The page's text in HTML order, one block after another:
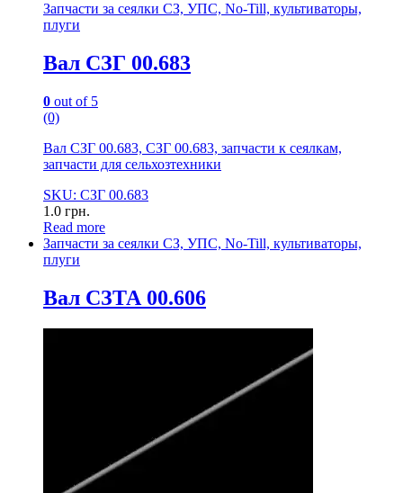
Запчасти за сеялки СЗ, УПС, No-Till, культиваторы,
плуги
Вал СЗГ 00.683
0 out of 5
(0)
Вал СЗГ 00.683, СЗГ 00.683, запчасти к сеялкам,
запчасти для сельхозтехники
SKU: СЗГ 00.683
1.0 грн.
Read more
Запчасти за сеялки СЗ, УПС, No-Till, культиваторы,
плуги
Вал СЗТА 00.606